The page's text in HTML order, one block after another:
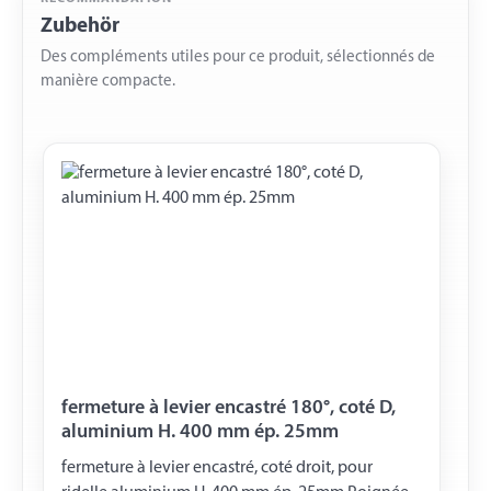
Zubehör
Des compléments utiles pour ce produit, sélectionnés de
manière compacte.
fermeture à levier encastré 180°, coté D,
aluminium H. 400 mm ép. 25mm
fermeture à levier encastré, coté droit, pour